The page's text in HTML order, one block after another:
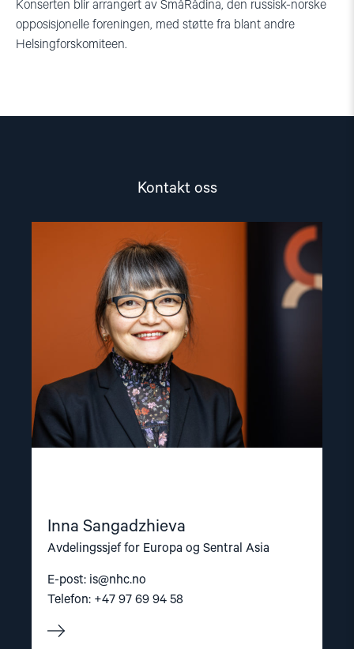
Konserten blir arrangert av SmåRådina, den russisk-norske
opposisjonelle foreningen, med støtte fra blant andre
Helsingforskomiteen.
Kontakt oss
Inna Sangadzhieva
Avdelingssjef for Europa og Sentral Asia
E-post: is@nhc.no
Telefon: +47 97 69 94 58
"Inna
Sangadzhieva"